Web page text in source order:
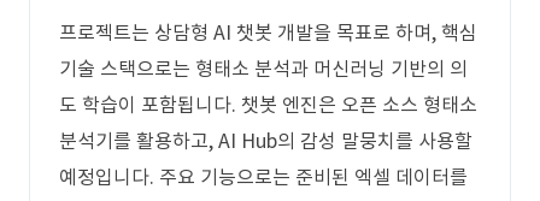
프로젝트는 상담형 AI 챗봇 개발을 목표로 하며, 핵심
기술 스택으로는 형태소 분석과 머신러닝 기반의 의
도 학습이 포함됩니다. 챗봇 엔진은 오픈 소스 형태소
분석기를 활용하고, AI Hub의 감성 말뭉치를 사용할
예정입니다. 주요 기능으로는 준비된 엑셀 데이터를